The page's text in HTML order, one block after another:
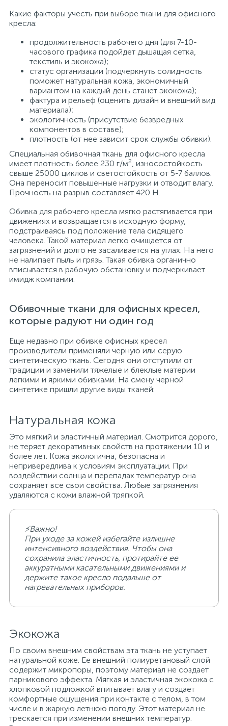
Какие факторы учесть при выборе ткани для офисного
кресла:
продолжительность рабочего дня (для 7-10-
часового графика подойдет дышащая сетка,
текстиль и экокожа);
статус организации (подчеркнуть солидность
поможет натуральная кожа, экономичный
вариантом на каждый день станет экокожа);
фактура и рельеф (оценить дизайн и внешний вид
материала);
экологичность (присутствие безвредных
компонентов в составе);
плотность (от нее зависит срок службы обивки).
Специальная обивочная ткань для офисного кресла
имеет плотность более 230 г/м2, износостойкость
свыше 25000 циклов и светостойкость от 5-7 баллов.
Она переносит повышенные нагрузки и отводит влагу.
Прочность на разрыв составляет 420 Н.
Обивка для рабочего кресла мягко растягивается при
движениях и возвращается в исходную форму,
подстраиваясь под положение тела сидящего
человека. Такой материал легко очищается от
загрязнений и долго не засаливается на углах. На него
не налипает пыль и грязь. Такая обивка органично
вписывается в рабочую обстановку и подчеркивает
имидж компании.
Обивочные ткани для офисных кресел,
которые радуют ни один год
Еще недавно при обивке офисных кресел
производители применяли черную или серую
синтетическую ткань. Сегодня они отступили от
традиции и заменили тяжелые и блеклые материи
легкими и яркими обивками. На смену черной
синтетике пришли другие виды тканей:
Натуральная кожа
Это мягкий и эластичный материал. Смотрится дорого,
не теряет декоративных свойств на протяжении 10 и
более лет. Кожа экологична, безопасна и
непривередлива к условиям эксплуатации. При
воздействии солнца и перепадах температур она
сохраняет все свои свойства. Любые загрязнения
удаляются с кожи влажной тряпкой.
⚡Важно!
При уходе за кожей избегайте излишне
интенсивного воздействия. Чтобы она
сохранила эластичность, протирайте ее
аккуратными касательными движениями и
держите такое кресло подальше от
нагревательных приборов.
Экокожа
По своим внешним свойствам эта ткань не уступает
натуральной коже. Ее внешний полиуретановый слой
содержит микропоры, поэтому материал не создает
парникового эффекта. Мягкая и эластичная экокожа с
хлопковой подложкой впитывает влагу и создает
комфортные ощущения при контакте с телом, в том
числе и в жаркую летнюю погоду. Этот материал не
трескается при изменении внешних температур.